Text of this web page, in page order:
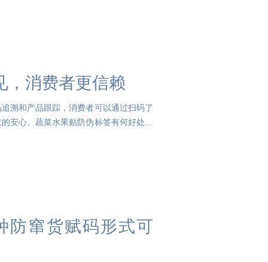
，消费者更信赖
溯和产品跟踪，消费者可以通过扫码了
安心。蔬菜水果贴防伪标签有何好处？
防窜货赋码形式可